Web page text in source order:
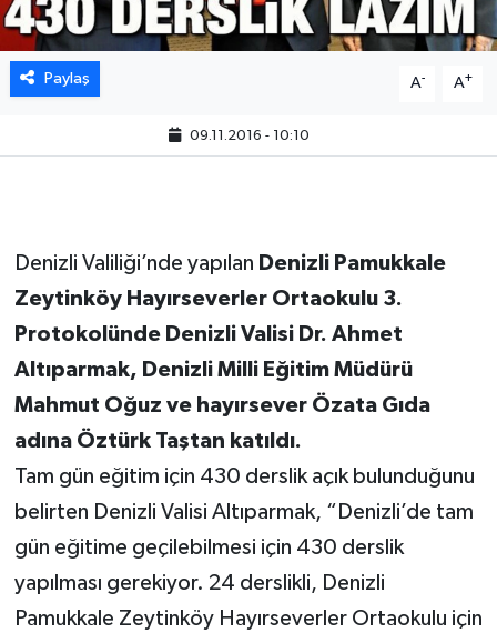
Paylaş A- A+
09.11.2016 - 10:10
Denizli Valiliği’nde yapılan Denizli Pamukkale
Zeytinköy Hayırseverler Ortaokulu 3.
Protokolünde Denizli Valisi Dr. Ahmet
Altıparmak, Denizli Milli Eğitim Müdürü
Mahmut Oğuz ve hayırsever Özata Gıda
adına Öztürk Taştan katıldı.
Tam gün eğitim için 430 derslik açık bulunduğunu
belirten Denizli Valisi Altıparmak, “Denizli’de tam
gün eğitime geçilebilmesi için 430 derslik
yapılması gerekiyor. 24 derslikli, Denizli
Pamukkale Zeytinköy Hayırseverler Ortaokulu için